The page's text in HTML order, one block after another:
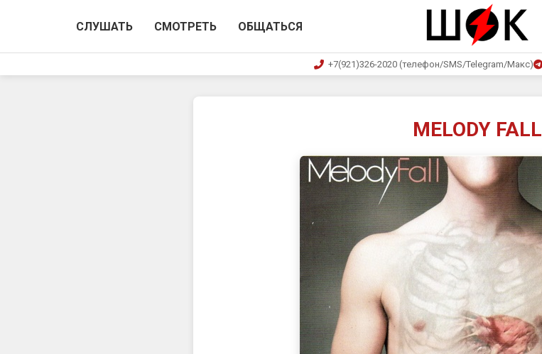
СЛУШАТЬ СМОТРЕТЬ ОБЩАТЬСЯ
+7(921)326-2020 (телефон/SMS/Telegram/Макс)
MELODY FALL